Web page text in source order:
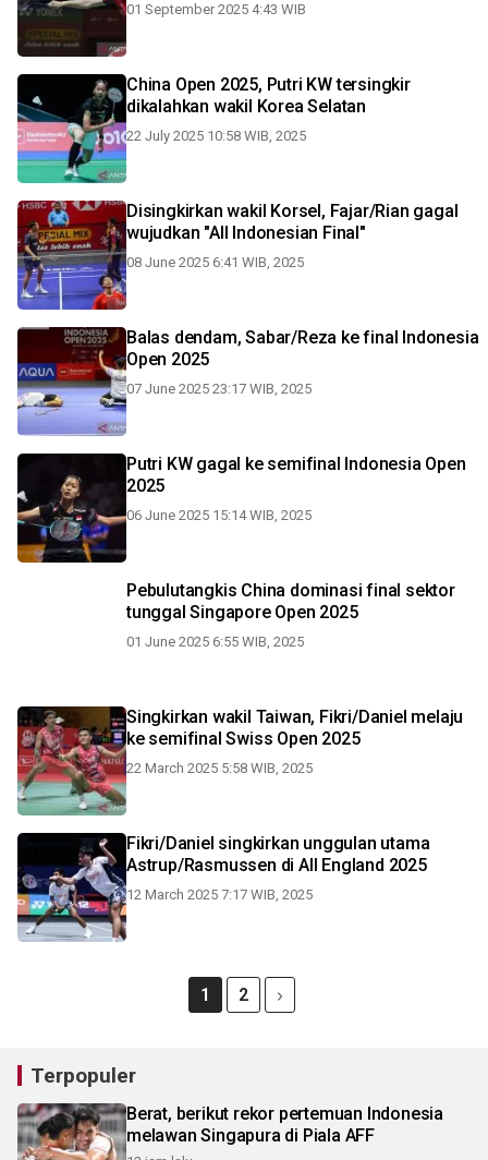
01 September 2025 4:43 WIB
China Open 2025, Putri KW tersingkir
dikalahkan wakil Korea Selatan
22 July 2025 10:58 WIB, 2025
Disingkirkan wakil Korsel, Fajar/Rian gagal
wujudkan "All Indonesian Final"
08 June 2025 6:41 WIB, 2025
Balas dendam, Sabar/Reza ke final Indonesia
Open 2025
07 June 2025 23:17 WIB, 2025
Putri KW gagal ke semifinal Indonesia Open
2025
06 June 2025 15:14 WIB, 2025
Pebulutangkis China dominasi final sektor
tunggal Singapore Open 2025
01 June 2025 6:55 WIB, 2025
Singkirkan wakil Taiwan, Fikri/Daniel melaju
ke semifinal Swiss Open 2025
22 March 2025 5:58 WIB, 2025
Fikri/Daniel singkirkan unggulan utama
Astrup/Rasmussen di All England 2025
12 March 2025 7:17 WIB, 2025
1 2
Terpopuler
Berat, berikut rekor pertemuan Indonesia
melawan Singapura di Piala AFF